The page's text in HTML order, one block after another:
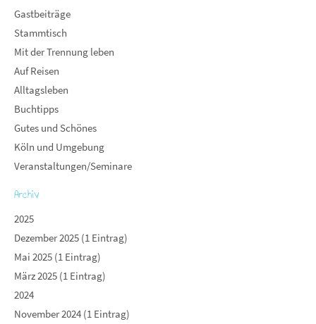
Gastbeiträge
Stammtisch
Mit der Trennung leben
Auf Reisen
Alltagsleben
Buchtipps
Gutes und Schönes
Köln und Umgebung
Veranstaltungen/Seminare
Archiv
2025
Dezember 2025 (1 Eintrag)
Mai 2025 (1 Eintrag)
März 2025 (1 Eintrag)
2024
November 2024 (1 Eintrag)